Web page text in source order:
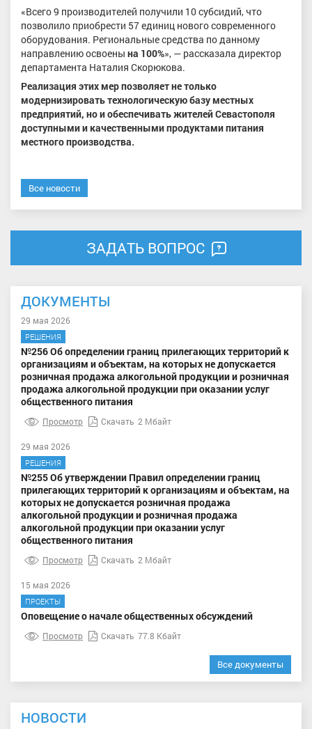
«Всего 9 производителей получили 10 субсидий, что
позволило приобрести 57 единиц нового современного
оборудования. Региональные средства по данному
направлению освоены на 100%», — рассказала директор
департамента Наталия Скорюкова.
Реализация этих мер позволяет не только
модернизировать технологическую базу местных
предприятий, но и обеспечивать жителей Севастополя
доступными и качественными продуктами питания
местного производства.
Все новости
ЗАДАТЬ ВОПРОС
ДОКУМЕНТЫ
29 мая 2026
РЕШЕНИЯ
№256 Об определении границ прилегающих территорий к
организациям и объектам, на которых не допускается
розничная продажа алкогольной продукции и розничная
продажа алкогольной продукции при оказании услуг
общественного питания
Просмотр Скачать 2 Мбайт
29 мая 2026
РЕШЕНИЯ
№255 Об утверждении Правил определении границ
прилегающих территорий к организациям и объектам, на
которых не допускается розничная продажа
алкогольной продукции и розничная продажа
алкогольной продукции при оказании услуг
общественного питания
Просмотр Скачать 2 Мбайт
15 мая 2026
ПРОЕКТЫ
Оповещение о начале общественных обсуждений
Просмотр Скачать 77.8 Кбайт
Все документы
НОВОСТИ